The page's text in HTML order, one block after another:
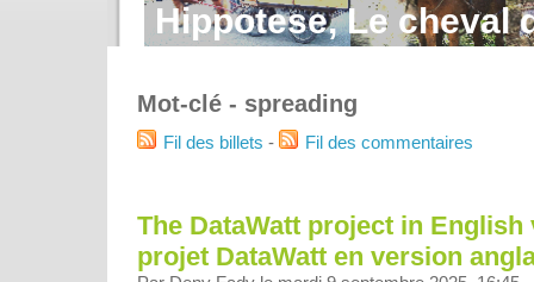
Hippotese, Le cheval
Mot-clé - spreading
Fil des billets - Fil des commentaires
The DataWatt project in English
projet DataWatt en version